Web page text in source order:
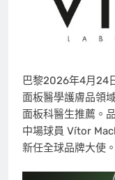
巴黎2026年4月24
面板醫學護膚品領
面板科醫生推薦。
中場球員 Vítor
新任全球品牌大使。